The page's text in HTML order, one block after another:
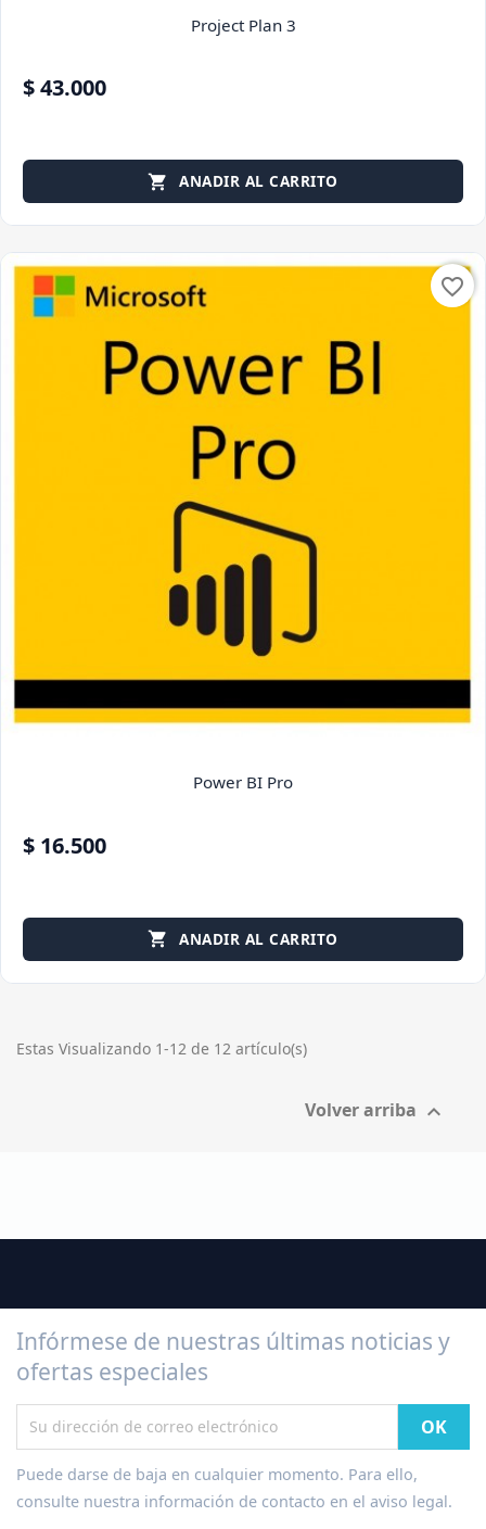
Project Plan 3
$ 43.000
 ANADIR AL CARRITO
favorite_border
Power BI Pro
$ 16.500
 ANADIR AL CARRITO
Estas Visualizando 1-12 de 12 artículo(s)
Volver arriba 
Infórmese de nuestras últimas noticias y
ofertas especiales
Puede darse de baja en cualquier momento. Para ello,
consulte nuestra información de contacto en el aviso legal.